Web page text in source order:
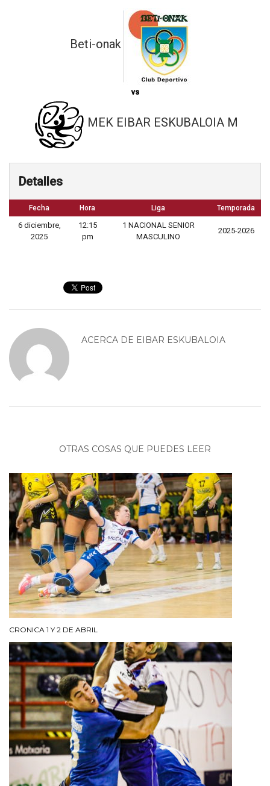
Beti-onak
vs
MEK EIBAR ESKUBALOIA M
Detalles
Fecha Hora Liga Temporada
6 diciembre,
2025
12:15
pm
1 NACIONAL SENIOR
MASCULINO
2025-2026
ACERCA DE EIBAR ESKUBALOIA
OTRAS COSAS QUE PUEDES LEER
CRONICA 1 Y 2 DE ABRIL